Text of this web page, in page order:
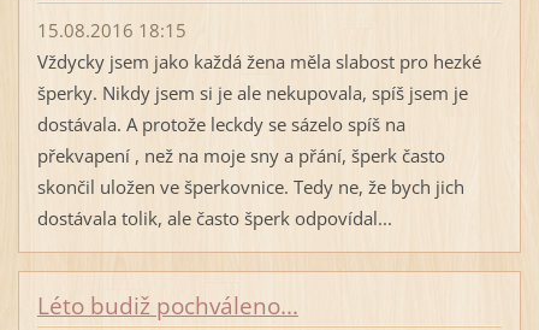
15.08.2016 18:15
Vždycky jsem jako každá žena měla slabost pro hezké
šperky. Nikdy jsem si je ale nekupovala, spíš jsem je
dostávala. A protože leckdy se sázelo spíš na
překvapení , než na moje sny a přání, šperk často
skončil uložen ve šperkovnice. Tedy ne, že bych jich
dostávala tolik, ale často šperk odpovídal...
Léto budiž pochváleno...